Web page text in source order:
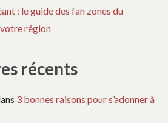
: le guide des fan zones du
région
récents
3 bonnes raisons pour s’adonner à